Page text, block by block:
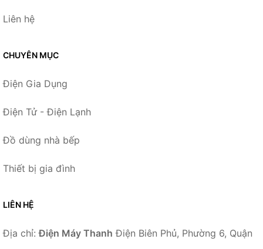
Liên hệ
CHUYÊN MỤC
Điện Gia Dụng
Điện Tử - Điện Lạnh
Đồ dùng nhà bếp
Thiết bị gia đình
LIÊN HỆ
Địa chỉ:Điện Máy Thanh Điện Biên Phủ, Phường 6, Quận